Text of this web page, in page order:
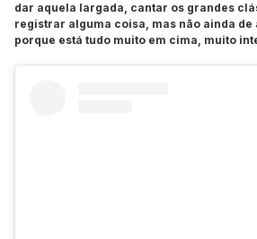
dar aquela largada, cantar os grandes
registrar alguma coisa, mas não ainda de
porque está tudo muito em cima, muito